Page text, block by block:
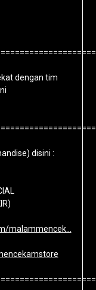
dengan tim
disini :
malammencek…